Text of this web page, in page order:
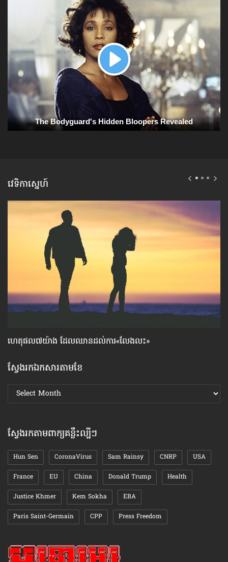
វេទិកាស្នេហ៍
ហេតុផល៧យ៉ាង ដែល​ឈាន​ដល់​ការ«លែងលះ»
ស្វែងរកឯកសារតាមខែ
ស្វែងរក
ឯកសារ
ស្វែងរកតាមពាក្យគន្លឹះល្បីៗ
Hun Sen CoronaVirus Sam Rainsy CNRP USA
France EU China Donald Trump Health
Justice Khmer Kem Sokha EBA
Paris Saint-Germain CPP Press Freedom